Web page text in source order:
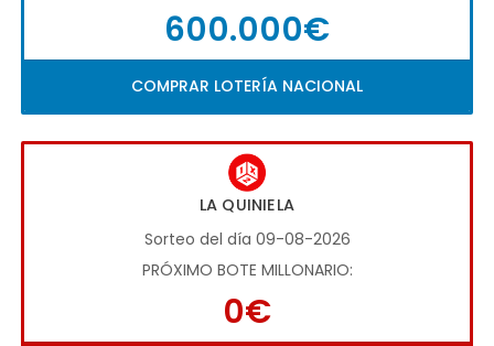
600.000€
COMPRAR LOTERÍA NACIONAL
LA QUINIELA
Sorteo del día 09-08-2026
PRÓXIMO BOTE MILLONARIO:
0€